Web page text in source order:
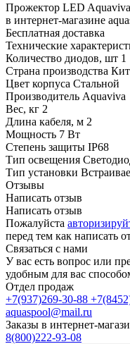
Прожектор LED
в интернет-магазине
Бесплатная доставка
Технические
Количество диодов, шт 1
Страна производства
Цвет корпуса Стальной
Производитель Aquaviva
Вес, кг 2
Длина кабеля, м 2
Мощность 7 Вт
Степень защиты IP68
Тип освещения
Тип установки
Отзывы
Написать отзыв
Написать отзыв
Пожалуйста
перед тем как написать
Связаться с нами
У вас есть вопрос или
удобным для вас
Отдел продаж
+7(937)269-30-88
aquaspool@mail.ru
Заказы в интернет-
8(800)222-93-08